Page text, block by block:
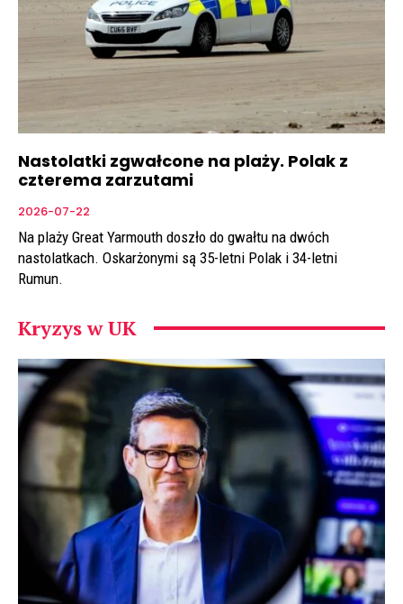
Nastolatki zgwałcone na plaży. Polak z
czterema zarzutami
2026-07-22
Na plaży Great Yarmouth doszło do gwałtu na dwóch
nastolatkach. Oskarżonymi są 35-letni Polak i 34-letni
Rumun.
Kryzys w UK